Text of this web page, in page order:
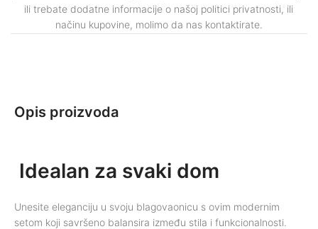
ili trebate dodatne informacije o našoj politici privatnosti, ili
načinu kupovine, molimo da nas kontaktirate.
Opis proizvoda
Idealan za svaki dom
Unesite eleganciju u svoju blagovaonicu s ovim modernim
setom koji savršeno balansira između stila i funkcionalnosti.